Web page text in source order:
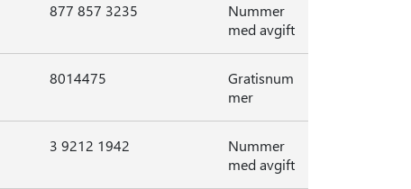
877 857 3235
Nummer
med avgift
8014475
Gratisnum
mer
3 9212 1942
Nummer
med avgift